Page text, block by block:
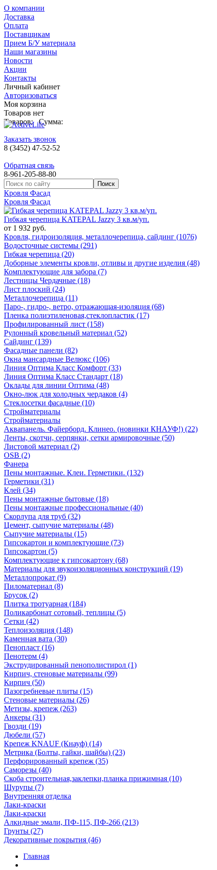
О компании
Доставка
Оплата
Поставщикам
Прием Б/У материала
Наши магазины
Новости
Акции
Контакты
Личный кабинет
Авторизоваться
Моя корзина
Товаров нет
Товаров: Сумма:
Заказать звонок
8 (3452) 47-52-52
Обратная связь
8-961-205-88-80
Кровля Фасад
Кровля Фасад
Гибкая черепица KATEPAL Jazzy 3 кв.м/уп.
от 1 932 руб.
Кровля, гидроизоляция, металлочерепица, сайдинг (1076)
Водосточные системы (291)
Гибкая черепица (20)
Доборные элементы кровли, отливы и другие изделия (48)
Комплектующие для забора (7)
Лестницы Чердачные (18)
Лист плоский (24)
Металлочерепица (11)
Паро-, гидро-, ветро, отражающая-изоляция (68)
Пленка полиэтиленовая,стеклопластик (17)
Профилированный лист (158)
Рулонный кровельный материал (52)
Сайдинг (139)
Фасадные панели (82)
Окна мансардные Велюкс (106)
Линия Оптима Класс Комфорт (33)
Линия Оптима Класс Стандарт (18)
Оклады для линии Оптима (48)
Окно-люк для холодных чердаков (4)
Стеклосетки фасадные (10)
Стройматериалы
Стройматериалы
Аквапанель. Файерборд. Клинео. (новинки КНАУФ!) (22)
Ленты, скотчи, серпянки, сетки армировочные (50)
Листовой материал (2)
OSB (2)
Фанера
Пены монтажные. Клеи. Герметики. (132)
Герметики (31)
Клей (34)
Пены монтажные бытовые (18)
Пены монтажные профессиональные (40)
Скорлупа для труб (32)
Цемент, сыпучие материалы (48)
Сыпучие материалы (15)
Гипсокартон и комплектующие (73)
Гипсокартон (5)
Комплектующие к гипсокартону (68)
Материалы для звукоизоляционных конструкций (19)
Металлопрокат (9)
Пиломатериал (8)
Брусок (2)
Плитка тротуарная (184)
Поликарбонат сотовый, теплицы (5)
Сетки (42)
Теплоизоляция (148)
Каменная вата (30)
Пенопласт (16)
Пенотерм (4)
Экструдированный пенополистирол (1)
Кирпич, стеновые материалы (99)
Кирпич (50)
Пазогребневые плиты (15)
Стеновые материалы (26)
Метизы, крепеж (263)
Анкеры (31)
Гвозди (19)
Дюбели (57)
Крепеж KNAUF (Кнауф) (14)
Метрика (Болты, гайки, шайбы) (23)
Перфорированный крепеж (35)
Саморезы (40)
Скоба строительная,заклепки,планка прижимная (10)
Шурупы (7)
Внутренняя отделка
Лаки-краски
Лаки-краски
Алкидные эмали, ПФ-115, ПФ-266 (213)
Грунты (27)
Декоративные покрытия (46)
Главная